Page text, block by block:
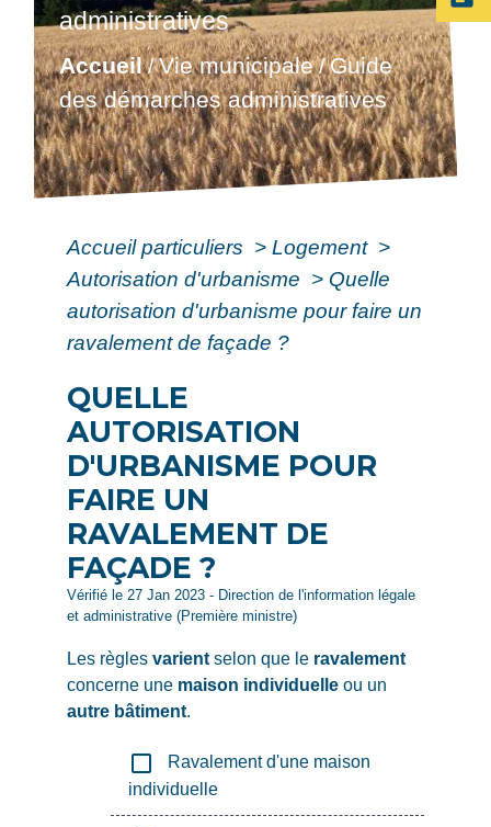
administratives
Accueil/Vie municipale/Guide
des démarches administratives
Accueil particuliers > Logement >
Autorisation d'urbanisme > Quelle
autorisation d'urbanisme pour faire un
ravalement de façade ?
QUELLE
AUTORISATION
D'URBANISME POUR
FAIRE UN
RAVALEMENT DE
FAÇADE ?
Vérifié le 27 Jan 2023 - Direction de l'information légale
et administrative (Première ministre)
Les règlesvarient selon que le ravalement
concerne une maison individuelle ou un
autre bâtiment.
check_box_outline_blank
Ravalement d'une maison
individuelle